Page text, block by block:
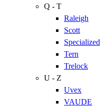
Q - T
Raleigh
Scott
Specialized
Tern
Trelock
U - Z
Uvex
VAUDE